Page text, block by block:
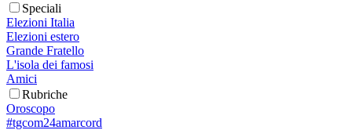
Speciali
Elezioni Italia
Elezioni estero
Grande Fratello
L'isola dei famosi
Amici
Rubriche
Oroscopo
#tgcom24amarcord